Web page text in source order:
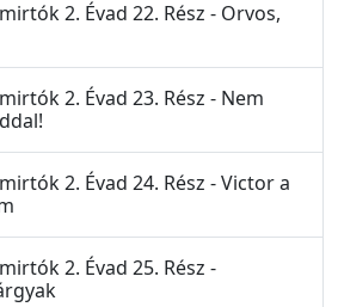
2. Évad 22. Rész - Orvos,
2. Évad 23. Rész - Nem
2. Évad 24. Rész - Victor a
2. Évad 25. Rész -